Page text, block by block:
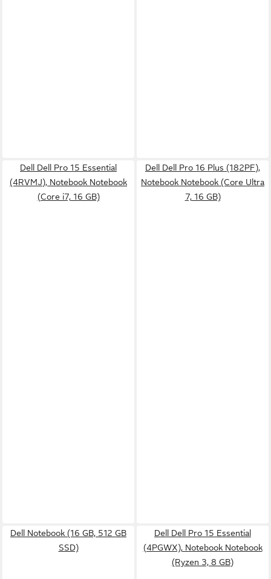
Dell Dell Pro 15 Essential
(4RVMJ), Notebook Notebook
(Core i7, 16 GB)
Dell Dell Pro 16 Plus (182PF),
Notebook Notebook (Core Ultra
7, 16 GB)
Dell Notebook (16 GB, 512 GB
SSD)
Dell Dell Pro 15 Essential
(4PGWX), Notebook Notebook
(Ryzen 3, 8 GB)